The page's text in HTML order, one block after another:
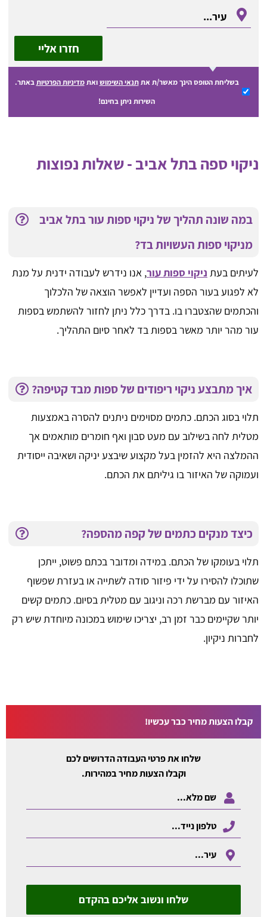
חזרו אליי
בשליחת הטופס הינך מאשר/ת אתתנאי השימושואתמדיניות הפרטיותבאתר.
השירות ניתן בחינם!
ניקוי ספה בתל אביב - שאלות נפוצות
במה שונה תהליך של ניקוי ספות עור בתל אביב
מניקוי ספות העשויות בד?
לעיתים בעת ניקוי ספות עור, אנו נידרש לעבודה ידנית על מנת
לא לפגוע בעור הספה ועדיין לאפשר הוצאה של הלכלוך
והכתמים שהצטברו בו. בדרך כלל ניתן לחזור להשתמש בספות
עור מהר יותר מאשר בספות בד לאחר סיום התהליך.
איך מתבצע ניקוי ריפודים של ספות מבד קטיפה?
תלוי בסוג הכתם. כתמים מסוימים ניתנים להסרה באמצעות
מטלית לחה בשילוב עם מעט סבון ואף חומרים מותאמים אך
ההמלצה היא להזמין בעל מקצוע שיבצע יניקה ושאיבה ייסודית
ועמוקה של האיזור בו גיליתם את הכתם.
כיצד מנקים כתמים של קפה מהספה?
תלוי בעומקו של הכתם. במידה ומדובר בכתם פשוט, ייתכן
שתוכלו להסירו על ידי פיזור סודה לשתייה או בעזרת שפשוף
האיזור עם מברשת רכה וניגוב עם מטלית בסיום. כתמים קשים
יותר שקיימים כבר זמן רב, יצריכו שימוש במכונה מיוחדת שיש רק
לחברות ניקיון.
קבלו הצעות מחיר כבר עכשיו!
שלחו את פרטי העבודה הדרושים לכם
וקבלו הצעות מחיר במהירות.
שלחו ונשוב אליכם בהקדם